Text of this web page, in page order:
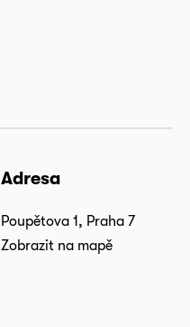
Adresa
Poupětova 1, Praha 7
Zobrazit na mapě